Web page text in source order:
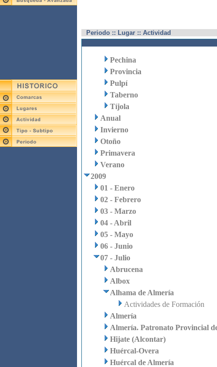
Periodo :: Lugar :: Actividad
Pechina
Provincia
Pulpí
Taberno
Tíjola
Anual
Invierno
Otoño
Primavera
Verano
2009
01 - Enero
02 - Febrero
03 - Marzo
04 - Abril
05 - Mayo
06 - Junio
07 - Julio
Abrucena
Albox
Alhama de Almería
Actividades de Formación
Almería
Almería. Patronato Provincial
Hijate (Alcontar)
Huércal-Overa
Huércal de Almería